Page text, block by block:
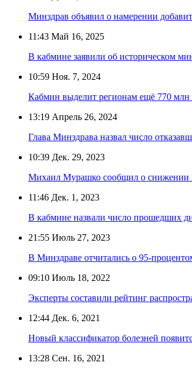
Минздрав объявил о намерении
11:43 Май 16, 2025
В кабмине заявили об историческом
10:59 Ноя. 7, 2024
Кабмин выделит регионам ещё 770
13:19 Апрель 26, 2024
Глава Минздрава назвал число
10:39 Дек. 29, 2023
Михаил Мурашко сообщил о снижении
11:46 Дек. 1, 2023
В кабмине назвали число прошедших
21:55 Июль 27, 2023
В Минздраве отчитались о 95-
09:10 Июль 18, 2022
Эксперты составили рейтинг
12:44 Дек. 6, 2021
Новый классификатор болезней
13:28 Сен. 16, 2021